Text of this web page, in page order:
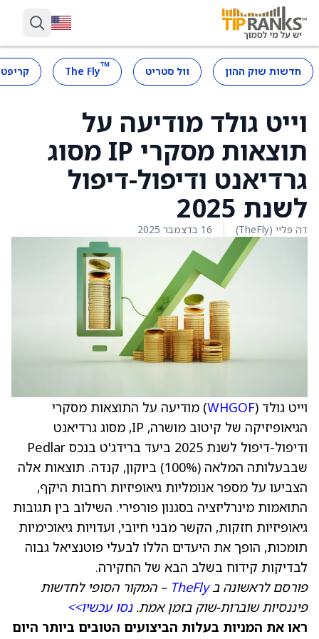
חדשות שוק ההון וול סטריט ™
The Fly
וייט גולד מודיעה על
תוצאות מסקרי IP מסוג
גרדיאנט ודיפול-דיפול
לשנת 2025
דה פליי (TheFly) 16 בדצמבר 2025
וייט גולד (WHGOF) מודיעה על התוצאות מסקרי
הגיאופיזיקה של קיטוב מושרה, IP, מסוג גרדיאנט
ודיפול-דיפול לשנת 2025 ביעד ברידג'ט בנכס Pedlar
שבבעלותה המלאה (100%) ביוקון, קנדה. תוצאות אלה
הצביעו על מספר אנומליות גיאופיזיות רחבות היקף,
התואמות מינרליזציה בסגנון פורפירי. השילוב בין תגובות
גיאופיזיות חזקות, הקשר מבני חיובי, ועדויות גיאוכימיות
תומכות, הופך את היעדים הללו לבעלי פוטנציאל גבוה
לבדיקות קידוח בשלב הבא של החקירה.
פורסם לראשונה בTheFly – המקור הסופי לחדשות
פיננסיות שוברות-שוק בזמן אמת.נסו עכשיו>>
ראו את המניות בעלות הביצועים הטובים ביותר היום